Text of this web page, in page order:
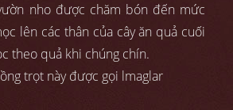
nho được chăm bón đến mức
lên các thân của cây ăn quả cuối
theo quả khi chúng chín.
trọt này được gọi lmaglar